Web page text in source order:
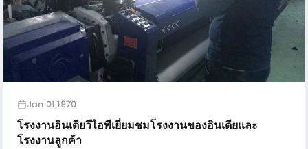
Jan 01,1970
โรงงานอินเดียวีไอพีเยี่ยมชมโรงงานของอินเดียและ
โรงงานลูกค้า